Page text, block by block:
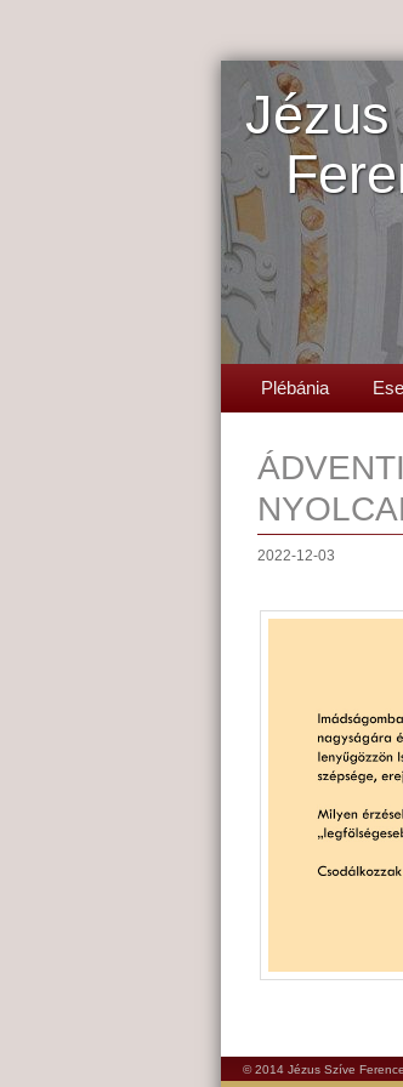
Plébánia
2022-12-03
© 2014 Jézus Szíve